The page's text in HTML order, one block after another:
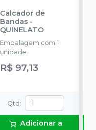
Calcador de
Bandas-
QUINELATO
Embalagem com 1
unidade.
R$ 97,13
Qtd :
Adicionar a